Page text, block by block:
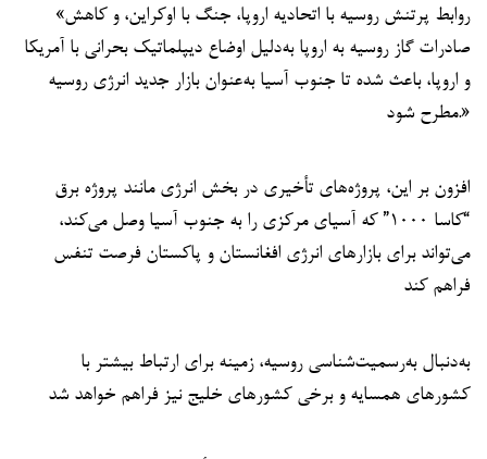
«روابط پرتنش روسیه با اتحادیه اروپا، جنگ با اوکراین، و کاهش
صادرات گاز روسیه به اروپا به‌دلیل اوضاع دیپلماتیک بحرانی با آمریکا
و اروپا، باعث شده تا جنوب آسیا به‌عنوان بازار جدید انرژی روسیه
مطرح شود.»
افزون بر این، پروژه‌های تأخیری در بخش انرژی مانند پروژه برق
“کاسا ۱۰۰۰” که آسیای مرکزی را به جنوب آسیا وصل می‌کند،
می‌تواند برای بازارهای انرژی افغانستان و پاکستان فرصت تنفس
فراهم کند
به‌دنبال به‌رسمیت‌شناسی روسیه، زمینه برای ارتباط بیشتر با
کشورهای همسایه و برخی کشورهای خلیج نیز فراهم خواهد شد